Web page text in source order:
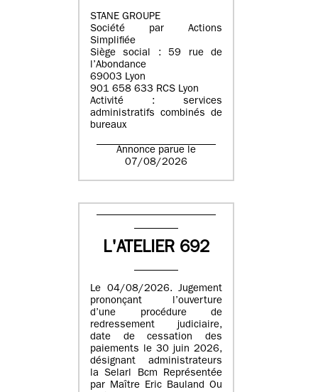
STANE GROUPE
Société par Actions
Simplifiée
Siège social : 59 rue de
l’Abondance
69003 Lyon
901 658 633 RCS Lyon
Activité : services
administratifs combinés de
bureaux
Annonce parue le
07/08/2026
L'ATELIER 692
Le 04/08/2026. Jugement
prononçant l’ouverture
d’une procédure de
redressement judiciaire,
date de cessation des
paiements le 30 juin 2026,
désignant administrateurs
la Selarl Bcm Représentée
par Maître Eric Bauland Ou